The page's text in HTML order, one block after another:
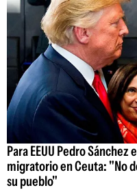
Para EEUU Pedro
migratorio en Ceuta: "No
su pueblo"